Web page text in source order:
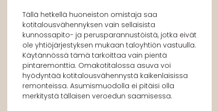
Tällä hetkellä huoneiston omistaja saa
kotitalousvähennyksen vain sellaisista
kunnossapito- ja perusparannustöistä, jotka eivät
ole yhtiöjärjestyksen mukaan taloyhtiön vastuulla.
Käytännössä tämä tarkoittaa vain pientä
pintaremonttia. Omakotitalossa asuva voi
hyödyntää kotitalousvähennystä kaikenlaisissa
remonteissa. Asumismuodolla ei pitäisi olla
merkitystä tällaisen veroedun saamisessa.